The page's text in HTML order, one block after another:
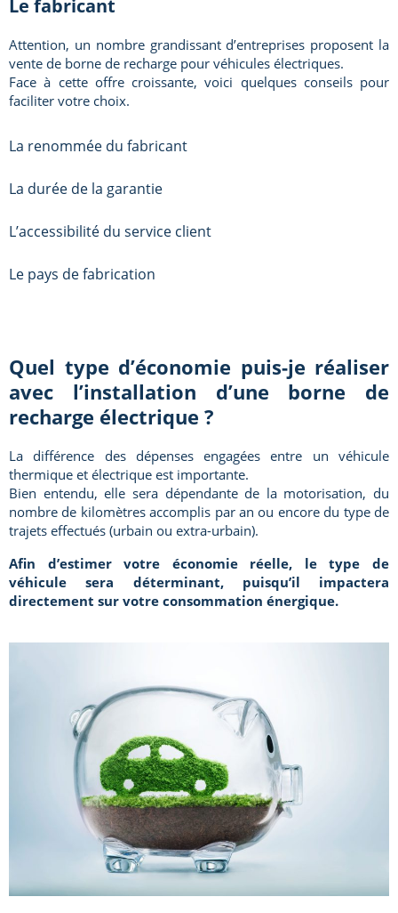
Le fabricant
Attention, un nombre grandissant d’entreprises proposent la
vente de borne de recharge pour véhicules électriques.
Face à cette offre croissante, voici quelques conseils pour
faciliter votre choix.
La renommée du fabricant
La durée de la garantie
L’accessibilité du service client
Le pays de fabrication
Quel type d’économie puis-je réaliser
avec l’installation d’une borne de
recharge électrique ?
La différence des dépenses engagées entre un véhicule
thermique et électrique est importante.
Bien entendu, elle sera dépendante de la motorisation, du
nombre de kilomètres accomplis par an ou encore du type de
trajets effectués (urbain ou extra-urbain).
Afin d’estimer votre économie réelle, le type de
véhicule sera déterminant, puisqu’il impactera
directement sur votre consommation énergique.